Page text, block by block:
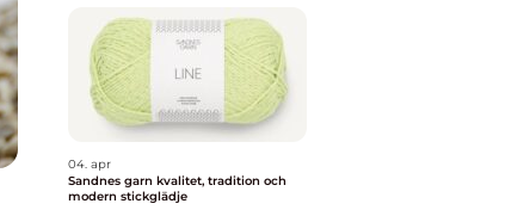
04. apr
Sandnes garn kvalitet, tradition och
modern stickglädje